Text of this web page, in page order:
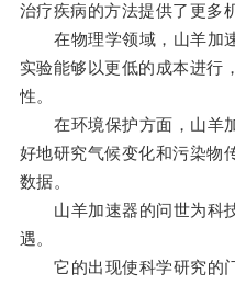
治疗疾病的方法提供了更多
在物理学领域，山羊加速
实验能够以更低的成本进行
性。
在环境保护方面，山羊加
好地研究气候变化和污染物
数据。
山羊加速器的问世为科
遇。
它的出现使科学研究的门